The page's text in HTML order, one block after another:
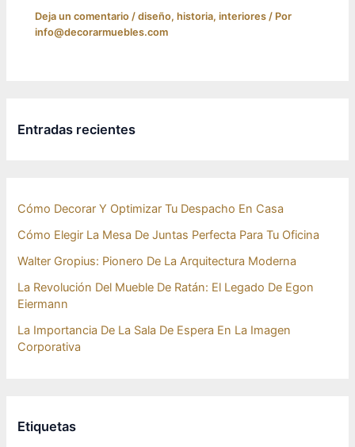
Deja un comentario /diseño,historia,interiores / Por
info@decorarmuebles.com
Entradas recientes
Cómo Decorar Y Optimizar Tu Despacho En Casa
Cómo Elegir La Mesa De Juntas Perfecta Para Tu Oficina
Walter Gropius: Pionero De La Arquitectura Moderna
La Revolución Del Mueble De Ratán: El Legado De Egon
Eiermann
La Importancia De La Sala De Espera En La Imagen
Corporativa
Etiquetas